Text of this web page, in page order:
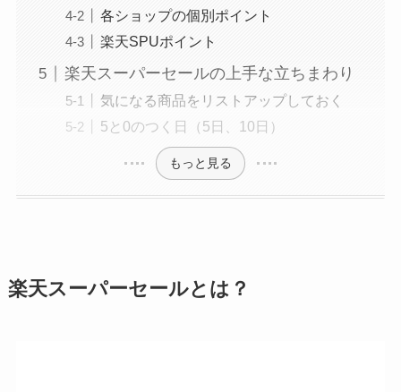
各ショップの個別ポイント
楽天SPUポイント
楽天スーパーセールの上手な立ちまわり
気になる商品をリストアップしておく
5と0のつく日（5日、10日）
もっと見る
楽天スーパーセールとは？